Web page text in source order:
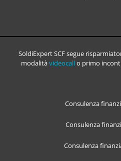
SoldiExpert SCF segue
modalitàvideocallo primo
Consulenza
Consulenza
Consulenza